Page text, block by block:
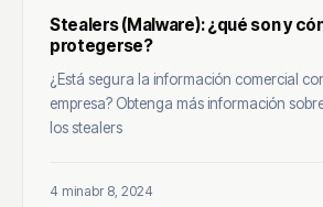
Stealers (Malware): ¿qué son y
protegerse?
¿Está segura la información comercial
empresa? Obtenga más información
los stealers
4 minabr 8, 2024